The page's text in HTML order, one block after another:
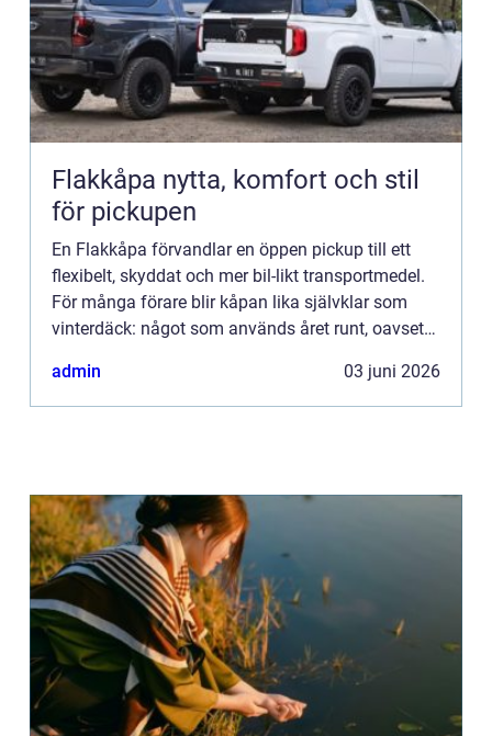
Flakkåpa nytta, komfort och stil
för pickupen
En Flakkåpa förvandlar en öppen pickup till ett
flexibelt, skyddat och mer bil-likt transportmedel.
För många förare blir kåpan lika självklar som
vinterdäck: något som används året runt, oavsett
eller...
admin 03 juni 2026